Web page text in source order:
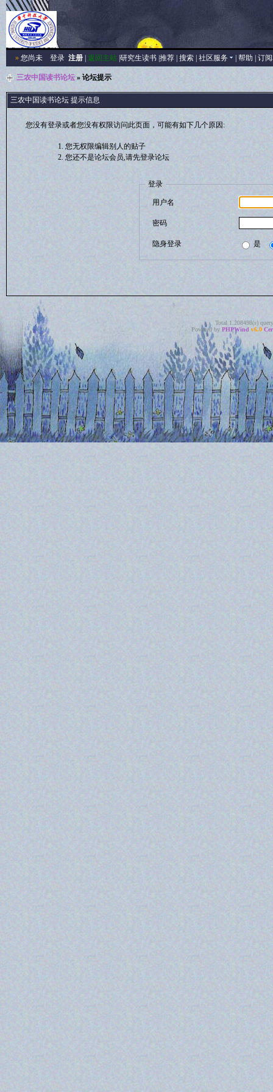
»您尚未 登录 注册| 返回主站| 研究生读书| 推荐| 搜索| 社区服务 帮助 订
三农中国读书论坛» 论坛提示
三农中国读书论坛 提示信息
您没有登录或者您没有权限访问此页面，可能有如下几个原因:
您无权限编辑别人的贴子
您还不是论坛会员,请先登录论坛
登录
用户名
密码
隐身登录 是
Total 1.208498(s)
Powered by PHPWind v6.0